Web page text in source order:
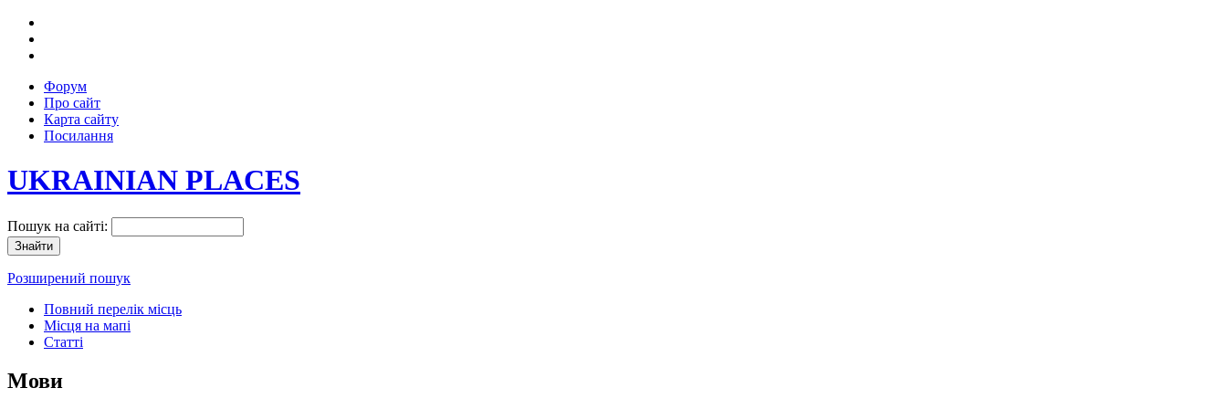
Форум
Про сайт
Карта сайту
Посилання
UKRAINIAN PLACES
Пошук на сайті:
Розширений пошук
Повний перелік місць
Місця на мапі
Статті
Мови